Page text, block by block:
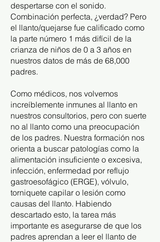
despertarse con el sonido.
Combinación perfecta, ¿verdad? Pero
el llanto/quejarse fue calificado como
la parte número 1 más difícil de la
crianza de niños de 0 a 3 años en
nuestros datos de más de 68,000
padres.
Como médicos, nos volvemos
increíblemente inmunes al llanto en
nuestros consultorios, pero con suerte
no al llanto como una preocupación
de los padres. Nuestra formación nos
orienta a buscar patologías como la
alimentación insuficiente o excesiva,
infección, enfermedad por reflujo
gastroesofágico (ERGE), vólvulo,
torniquete capilar o lesión como
causas del llanto. Habiendo
descartado esto, la tarea más
importante es asegurarse de que los
padres aprendan a leer el llanto de